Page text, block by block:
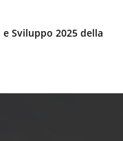
Sviluppo 2025 della